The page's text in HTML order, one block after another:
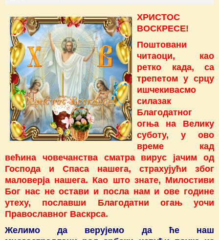
ХРИСТОС
ВОСКРЕСЕ!
Поштовани
читаоци, као
ретко када, са
трепетом у срцу
ишчекивасмо
силазак
Благодатног
огња на Велику
суботу, у ово
време кад
већина човечанства сматра вирус јачим од
Господа и Спаса нашега, страхујући због
маловерја нашега. Као што знате, Милостиви
Бог нас не остави и посла нам и ове године
утеху, пославши Благодатни огањ уочи
Православног Васкрса.
Желимо да верујемо да ће наш